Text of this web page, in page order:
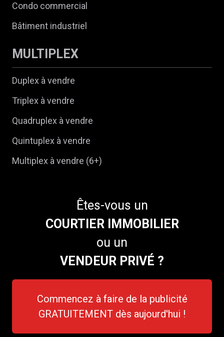
Condo commercial
Bâtiment industriel
MULTIPLEX
Duplex à vendre
Triplex à vendre
Quadruplex à vendre
Quintuplex à vendre
Multiplex à vendre (6+)
Êtes-vous un
COURTIER IMMOBILIER
ou un
VENDEUR PRIVÉ ?
Commencez à faire de la publicité
GRATUITEMENT dès aujourd'hui !